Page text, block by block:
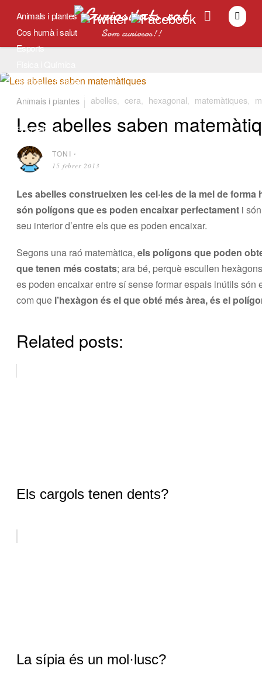
Som curiosos!!
Animals i plantes
Cos humà i salut
Esports
Història
Natura
Univers i Astronomia
SocPetit.cat
Animals i plantes abelles, cera hexagonal matemàtiques,
Les abelles saben
TONI ⋅
15 febrer 2013
Les abelles construeixen les cel·les de la mel de
són polígons que es poden encaixar perfectament i
seu interior d’entre els que es poden encaixar.
Segons una raó matemàtica, els polígons que poden
que tenen més costats; ara bé, perquè escullen
es poden encaixar entre sí sense formar espais inútils són
com que l’hexàgon és el que obté més àrea, és el
Related posts:
Els cargols tenen dents?
La sípia és un mol·lusc?